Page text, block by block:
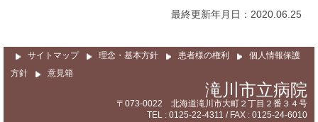
最終更新年月日：2020.06.25
サイトマップ 理念・基本方針 患者様の権利
個人情報保護
方針
意見箱
滝川市立病院
〒073-0022 北海道滝川市大町２丁目２番３４号
TEL : 0125-22-4311 / FAX : 0125-24-6010